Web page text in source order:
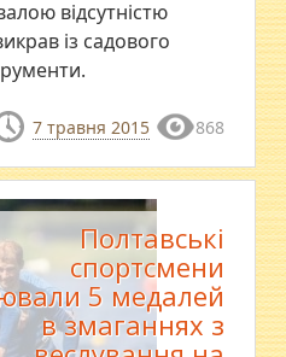
відсутністю
із садового
7 травня 2015 868
Полтавські
спортсмени
5 медалей
в змаганнях з